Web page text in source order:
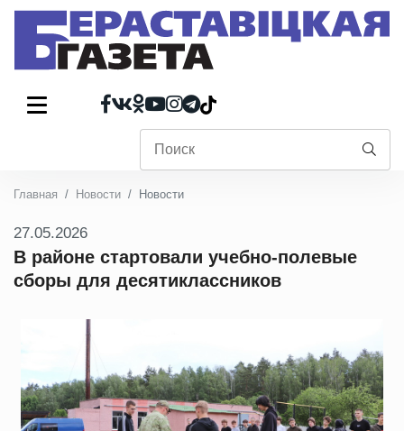
Главная Новости Новости
27.05.2026
В районе стартовали учебно-полевые
сборы для десятиклассников